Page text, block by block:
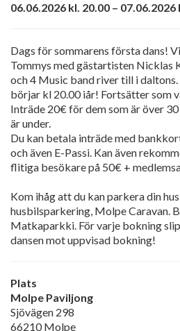
06.06.2026 kl. 20.00 – 07.06.2026
Dags för sommarens första dans!
Tommys med gästartisten Nicklas
och 4 Music band river till i
börjar kl 20.00 iår! Fortsätter som
Inträde 20€ för dem som är över
är under.
Du kan betala inträde med
och även E-Passi. Kan även
flitiga besökare på 50€ +
Kom ihåg att du kan parkera din
husbilsparkering, Molpe Caravan.
Matkaparkki. För varje bokning
dansen mot uppvisad bokning!
Plats
Molpe Paviljong
Sjövägen 298
66210 Molpe